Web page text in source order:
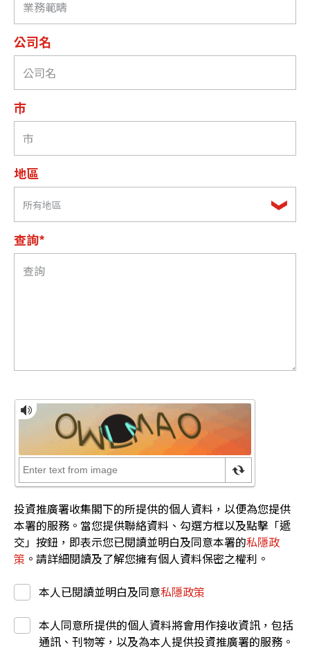
公司名
市
地區
所有地區
查詢*
投資推廣署收集閣下的所提供的個人資料，以便為您提供
本署的服務。當您提供聯絡資料、勾選方框以及點擊「遞
交」按鈕，即表示您已閱讀並明白及同意本署的私隱政
策 。請詳細閱讀及了解您擁有個人資料保密之權利。
本人已閱讀並明白及同意私隱政策
本人同意所提供的個人資料將會用作接收資訊，包括
通訊、刊物等，以及為本人提供投資推廣署的服務。